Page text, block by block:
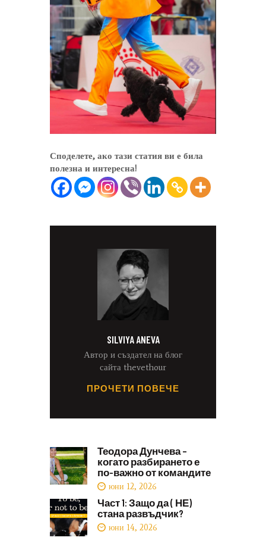
Споделете, ако тази статия ви е била
полезна и интересна!
SILVIYA ANEVA
Автор и създател на блог
сайта thevethour
ПРОЧЕТИ ПОВЕЧЕ
Теодора Дунчева –
когато разбирането е
по-важно от командите
юни 12, 2026
Част 1: Защо да ( НЕ)
стана развъдчик?
юни 14, 2026